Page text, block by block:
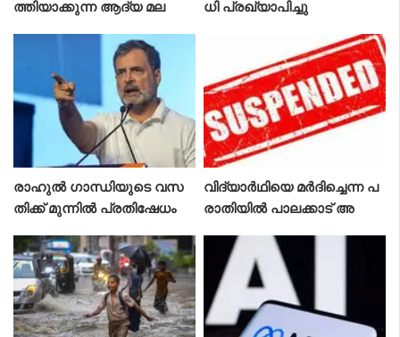
ത്തിയാക്കുന്ന ആദ്യ മല
അനിൽ മേനോൻ
ധി പ്രഖ്യാപിച്ചു
രാഹുൽ ഗാന്ധിയുടെ വസ
തിക്ക് മുന്നിൽ പ്രതിഷേധം
വിദ്യാർഥിയെ മർദിച്ചെന്ന പ
രാതിയിൽ പാലക്കാട് അ
ചെയ്തു